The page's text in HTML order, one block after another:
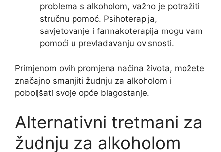
problema s alkoholom, važno je potražiti
stručnu pomoć. Psihoterapija,
savjetovanje i farmakoterapija mogu vam
pomoći u prevladavanju ovisnosti.
Primjenom ovih promjena načina života, možete
značajno smanjiti žudnju za alkoholom i
poboljšati svoje opće blagostanje.
Alternativni tretmani za
žudnju za alkoholom